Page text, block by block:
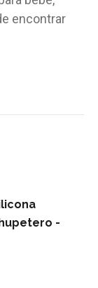
encontrar
-